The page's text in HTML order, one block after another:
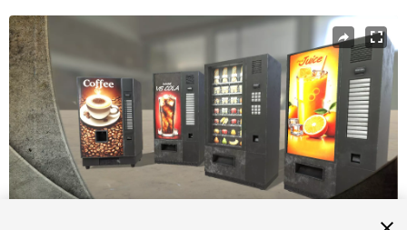
현재 슬라이드: 1 / 13